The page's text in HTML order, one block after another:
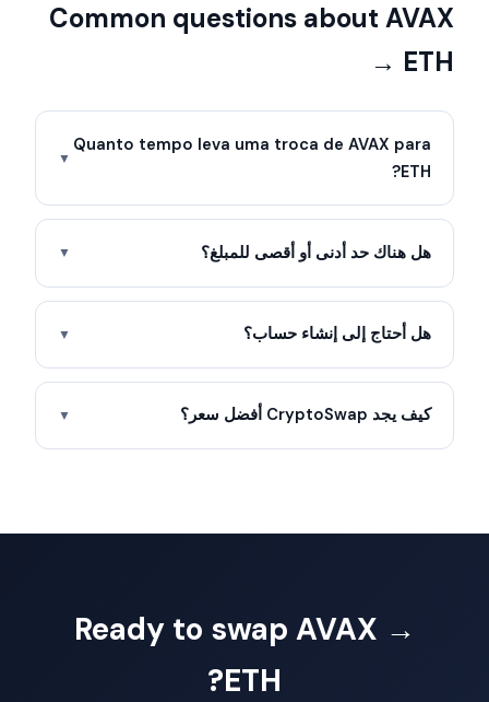
Common questions about AVAX
→ ETH
Quanto tempo leva uma troca de AVAX para
ETH?
▼
هل هناك حد أدنى أو أقصى للمبلغ؟ ▼
هل أحتاج إلى إنشاء حساب؟ ▼
كيف يجد CryptoSwap أفضل سعر؟ ▼
Ready to swap AVAX →
ETH?